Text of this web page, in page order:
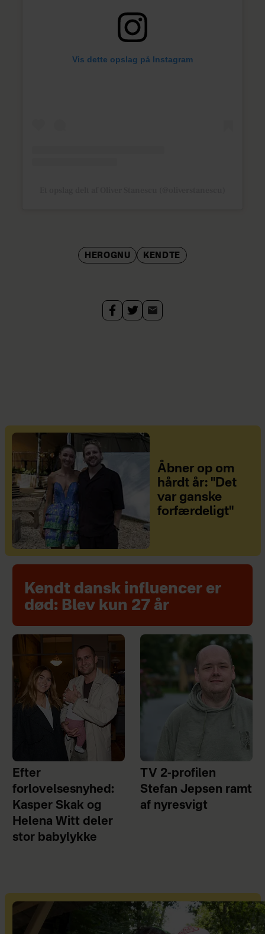
Vis dette opslag på Instagram
HEROGNU KENDTE
Åbner op om
hårdt år: "Det
var ganske
forfærdeligt"
Kendt dansk influencer er
død: Blev kun 27 år
Efter
forlovelsesnyhed:
Kasper Skak og
Helena Witt deler
stor babylykke
TV 2-profilen
Stefan Jepsen ramt
af nyresvigt